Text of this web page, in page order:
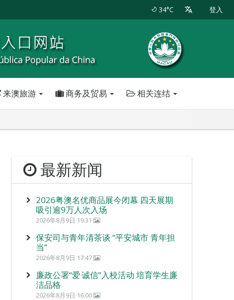
34°C 登入
来澳旅游 商务及贸易 相关连结
最新新闻
2026粤澳名优商品展今闭幕 四天展期
吸引逾9万人次入场
2026年8月9日 19:31
保安司与青年清茶谈 “平安城市 青年担
当”
2026年8月9日 17:47
廉政公署“爱‧诚信”入校活动 培育学生廉
洁品格
2026年8月9日 16:00